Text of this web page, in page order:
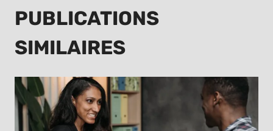
PUBLICATIONS
SIMILAIRES